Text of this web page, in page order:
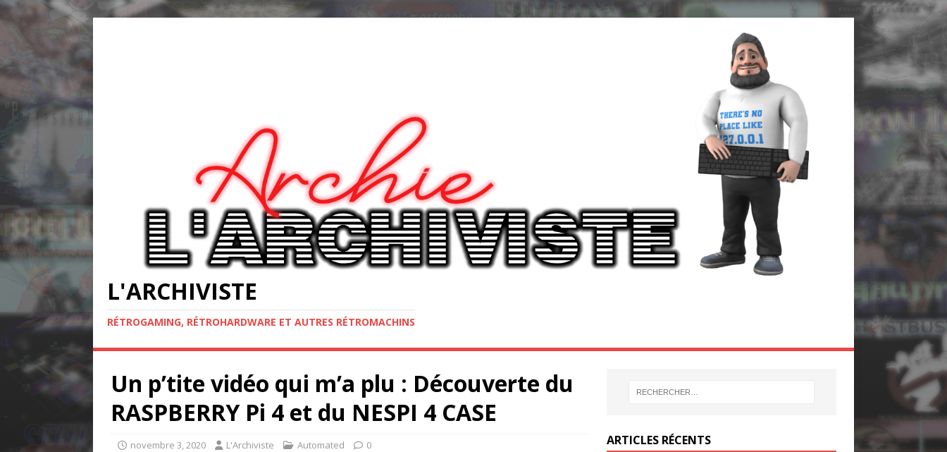
L'ARCHIVISTE
RÉTROGAMING, RÉTROHARDWARE ET AUTRES RÉTROMACHINS
Un p’tite vidéo qui m’a plu : Découverte du
RASPBERRY Pi 4 et du NESPI 4 CASE
novembre 3, 2020 L'Archiviste Automated 0 ARTICLES RÉCENTS